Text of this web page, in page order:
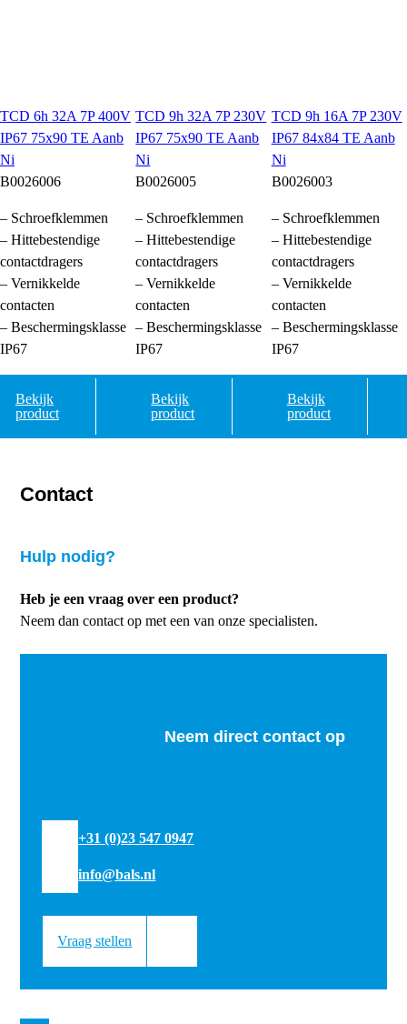
TCD 6h 32A 7P 400V
IP67 75x90 TE Aanb
Ni
B0026006
– Schroefklemmen
– Hittebestendige
contactdragers
– Vernikkelde
contacten
– Beschermingsklasse
IP67
Bekijk
product
TCD 9h 32A 7P 230V
IP67 75x90 TE Aanb
Ni
B0026005
– Schroefklemmen
– Hittebestendige
contactdragers
– Vernikkelde
contacten
– Beschermingsklasse
IP67
Bekijk
product
TCD 9h 16A 7P 230V
IP67 84x84 TE Aanb
Ni
B0026003
– Schroefklemmen
– Hittebestendige
contactdragers
– Vernikkelde
contacten
– Beschermingsklasse
IP67
Bekijk
product
Contact
Hulp nodig?
Heb je een vraag over een product?
Neem dan contact op met een van onze specialisten.
Neem direct contact op
+31 (0)23 547 0947
info@bals.nl
Vraag stellen